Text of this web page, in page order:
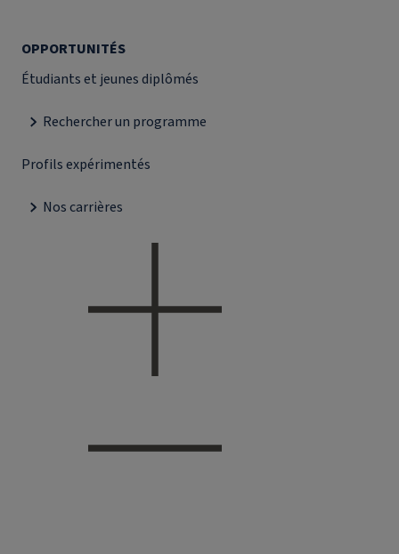
OPPORTUNITÉS
Étudiants et jeunes diplômés
Rechercher un programme
Profils expérimentés
Nos carrières